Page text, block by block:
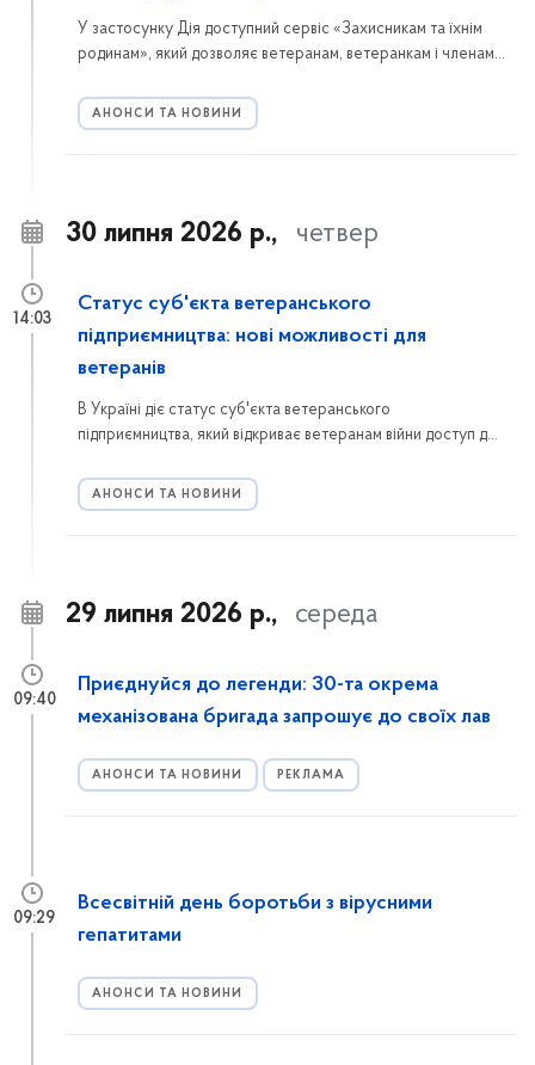
У застосунку Дія доступний сервіс «Захисникам та їхнім
родинам», який дозволяє ветеранам, ветеранкам і членам
кількох державних послуг швидко, зручно та без зайвої
паперової тяганини.
АНОНСИ ТА НОВИНИ
30 липня 2026 р., четвер
Статус суб'єкта ветеранського
підприємництва: нові можливості для
ветеранів
В Україні діє статус суб'єкта ветеранського
підприємництва, який відкриває ветеранам війни доступ до
освітніх ініціатив. Розповідаємо, хто може отримати цей
статус, як подати заяву через портал Дія та які переваги
АНОНСИ ТА НОВИНИ
14:03
29 липня 2026 р., середа
Приєднуйся до легенди: 30-та окрема
механізована бригада запрошує до своїх лав
АНОНСИ ТА НОВИНИ РЕКЛАМА
09:40
Всесвітній день боротьби з вірусними
гепатитами
АНОНСИ ТА НОВИНИ
09:29